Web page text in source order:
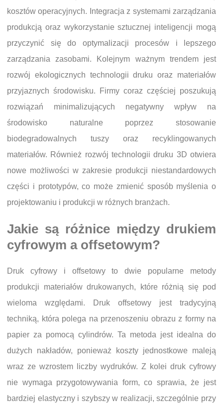
kosztów operacyjnych. Integracja z systemami zarządzania
produkcją oraz wykorzystanie sztucznej inteligencji mogą
przyczynić się do optymalizacji procesów i lepszego
zarządzania zasobami. Kolejnym ważnym trendem jest
rozwój ekologicznych technologii druku oraz materiałów
przyjaznych środowisku. Firmy coraz częściej poszukują
rozwiązań minimalizujących negatywny wpływ na
środowisko naturalne poprzez stosowanie
biodegradowalnych tuszy oraz recyklingowanych
materiałów. Również rozwój technologii druku 3D otwiera
nowe możliwości w zakresie produkcji niestandardowych
części i prototypów, co może zmienić sposób myślenia o
projektowaniu i produkcji w różnych branżach.
Jakie są różnice między drukiem
cyfrowym a offsetowym?
Druk cyfrowy i offsetowy to dwie popularne metody
produkcji materiałów drukowanych, które różnią się pod
wieloma względami. Druk offsetowy jest tradycyjną
techniką, która polega na przenoszeniu obrazu z formy na
papier za pomocą cylindrów. Ta metoda jest idealna do
dużych nakładów, ponieważ koszty jednostkowe maleją
wraz ze wzrostem liczby wydruków. Z kolei druk cyfrowy
nie wymaga przygotowywania form, co sprawia, że jest
bardziej elastyczny i szybszy w realizacji, szczególnie przy